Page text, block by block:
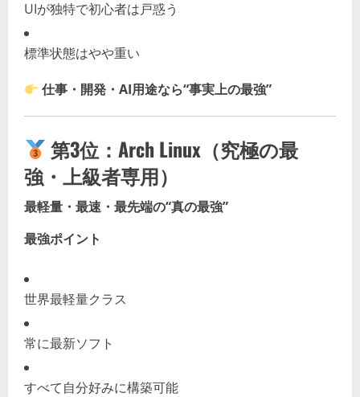
UIが独特で初心者は戸惑う
標準状態はやや重い
仕事・開発・AI用途なら“事実上の最強”
第3位：Arch Linux（究極の最
強・上級者専用）
最軽量・最速・最先端の“真の最強”
最強ポイント
世界最軽量クラス
常に最新ソフト
すべて自分好みに構築可能